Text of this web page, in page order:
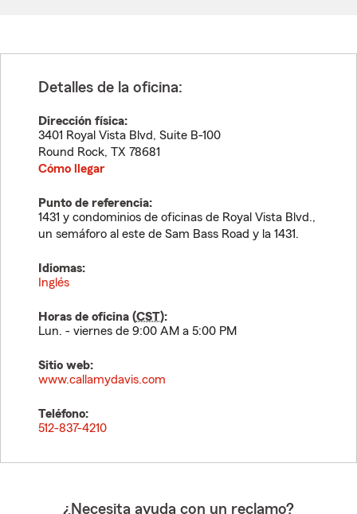
Detalles de la oficina:
Dirección física:
3401 Royal Vista Blvd, Suite B-100
Round Rock, TX 78681
Cómo llegar
Punto de referencia:
1431 y condominios de oficinas de Royal Vista Blvd.,
un semáforo al este de Sam Bass Road y la 1431.
Idiomas:
Inglés
Horas de oficina (CST):
Lun. - viernes de 9:00 AM a 5:00 PM
Sitio web:
www.callamydavis.com
Teléfono:
512-837-4210
¿Necesita ayuda con un reclamo?